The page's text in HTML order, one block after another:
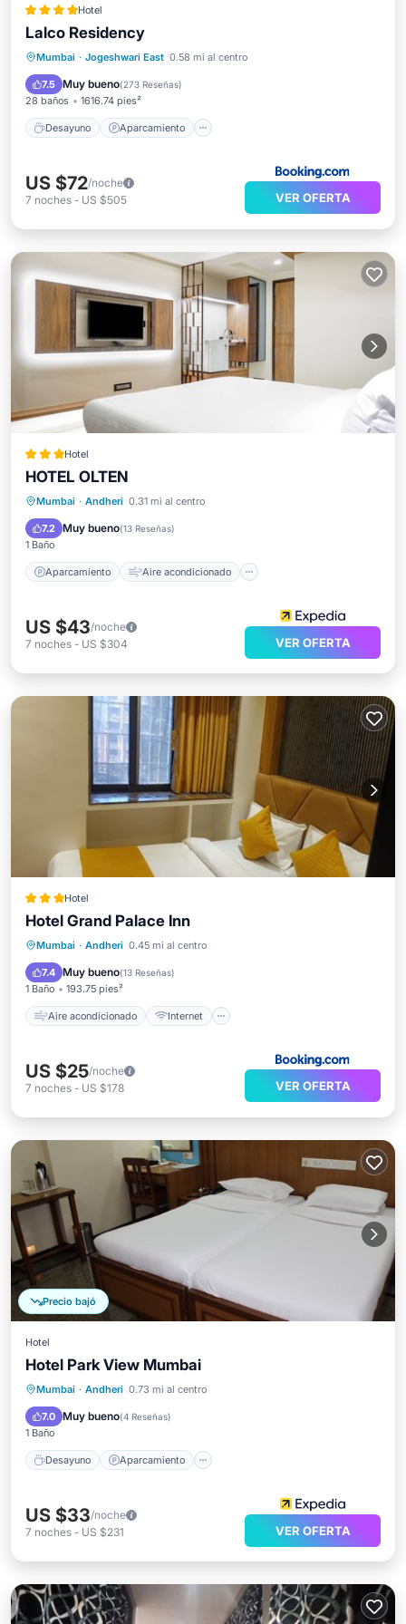
Hotel
Lalco Residency
Mumbai · Jogeshwari East 0.58 mi al centro
7.5 Muy bueno(273 Reseñas)
28 baños 1616.74 pies²
Desayuno Aparcamiento
Desayuno Aparcamiento
Vistas
US $72/noche
7 noches - US $505 VER OFERTA
Hotel
HOTEL OLTEN
Mumbai · Andheri 0.31 mi al centro
7.2 Muy bueno(13 Reseñas)
1 Baño
Aparcamiento Aire acondicionado
Aparcamiento
Aire acondicionado
Internet
Apto para niños
US $43/noche
7 noches - US $304 VER OFERTA
Hotel
Hotel Grand Palace Inn
Mumbai · Andheri 0.45 mi al centro
7.4 Muy bueno(13 Reseñas)
1 Baño 193.75 pies²
Aire acondicionado Internet
Aire acondicionado
Apto para niños
US $25/noche
7 noches - US $178 VER OFERTA
Precio bajó
Hotel
Hotel Park View Mumbai
Mumbai · Andheri 0.73 mi al centro
7.0 Muy bueno(4 Reseñas)
1 Baño
Desayuno Aparcamiento
Desayuno
Aparcamiento
Aire acondicionado
US $33/noche
7 noches - US $231 VER OFERTA